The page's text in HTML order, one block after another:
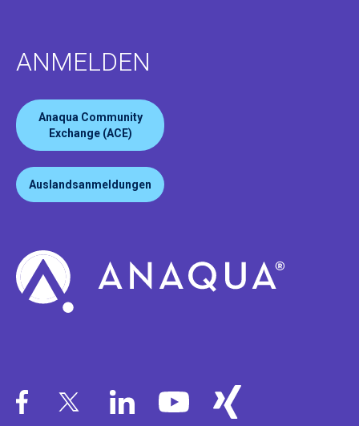
ANMELDEN
Anaqua Community
Exchange (ACE)
Auslandsanmeldungen